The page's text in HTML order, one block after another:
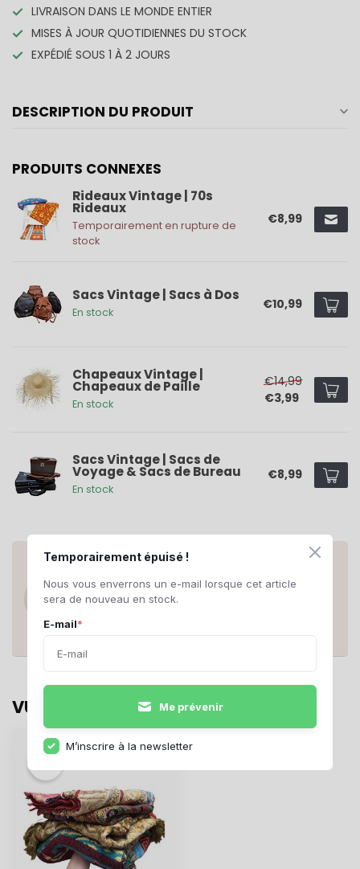
Temporairement épuisé !
Nous vous enverrons un e-mail lorsque cet article
sera de nouveau en stock.
E-mail*
Me prévenir
M’inscrire à la newsletter
LIVRAISON DANS LE MONDE ENTIER
MISES À JOUR QUOTIDIENNES DU STOCK
EXPÉDIÉ SOUS 1 À 2 JOURS
DESCRIPTION DU PRODUIT
PRODUITS CONNEXES
Rideaux Vintage | 70s
Rideaux
Temporairement en rupture de
stock
€8,99
Sacs Vintage | Sacs à Dos
En stock
€10,99
Chapeaux Vintage |
Chapeaux de Paille
En stock
€14,99
€3,99
Sacs Vintage | Sacs de
Voyage & Sacs de Bureau
En stock
€8,99
ANY QUESTIONS ABOUT THIS
Do you have questions about this product
or need help ordering? Contact us at
VU(S) RÉCEMMENT